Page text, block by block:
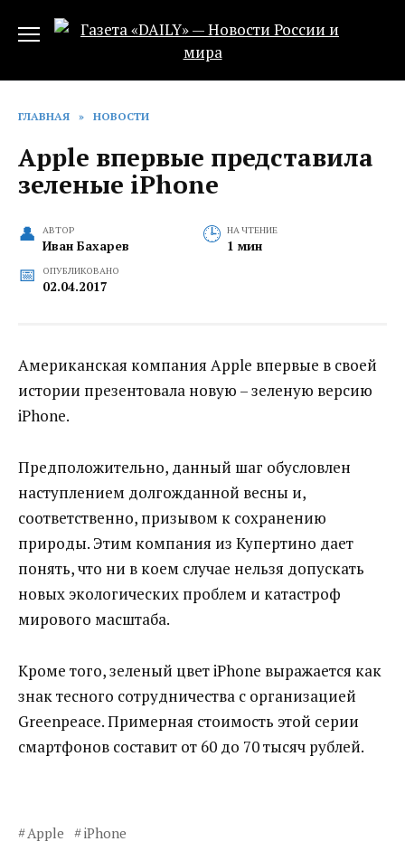
ГЛАВНАЯ » НОВОСТИ
Apple впервые представила
зеленые iPhone
АВТОР
Иван Бахарев
НА ЧТЕНИЕ
1 мин
ОПУБЛИКОВАНО
02.04.2017
Американская компания Apple впервые в своей
истории презентовала новую – зеленую версию
iPhone.
Предположительно, данный шаг обусловлен
наступлением долгожданной весны и,
соответственно, призывом к сохранению
природы. Этим компания из Купертино дает
понять, что ни в коем случае нельзя допускать
новых экологических проблем и катастроф
мирового масштаба.
Кроме того, зеленый цвет iPhone выражается как
знак тесного сотрудничества с организацией
Greenpeace. Примерная стоимость этой серии
смартфонов составит от 60 до 70 тысяч рублей.
Apple iPhone